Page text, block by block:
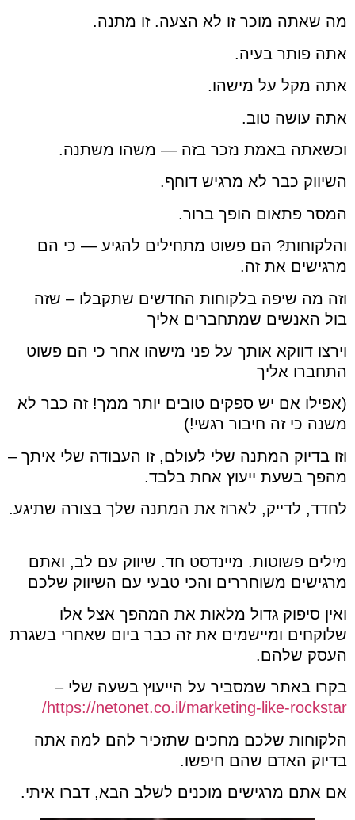
מה שאתה מוכר זו לא הצעה. זו מתנה.
אתה פותר בעיה.
אתה מקל על מישהו.
אתה עושה טוב.
וכשאתה באמת נזכר בזה — משהו משתנה.
השיווק כבר לא מרגיש דוחף.
המסר פתאום הופך ברור.
והלקוחות? הם פשוט מתחילים להגיע — כי הם
מרגישים את זה.
וזה מה שיפה בלקוחות החדשים שתקבלו – שזה
בול האנשים שמתחברים אליך
וירצו דווקא אותך על פני מישהו אחר כי הם פשוט
התחברו אליך
(אפילו אם יש ספקים טובים יותר ממך! זה כבר לא
משנה כי זה חיבור רגשי!)
וזו בדיוק המתנה שלי לעולם, זו העבודה שלי איתך –
מהפך בשעת ייעוץ אחת בלבד.
לחדד, לדייק, לארוז את המתנה שלך בצורה שתיגע.
מילים פשוטות. מיינדסט חד. שיווק עם לב, ואתם
מרגישים משוחררים והכי טבעי עם השיווק שלכם
ואין סיפוק גדול מלאות את המהפך אצל אלו
שלוקחים ומיישמים את זה כבר ביום שאחרי בשגרת
העסק שלהם.
בקרו באתר שמסביר על הייעוץ בשעה שלי –
https://netonet.co.il/marketing-like-rockstar/
הלקוחות שלכם מחכים שתזכיר להם למה אתה
בדיוק האדם שהם חיפשו.
אם אתם מרגישים מוכנים לשלב הבא, דברו איתי.